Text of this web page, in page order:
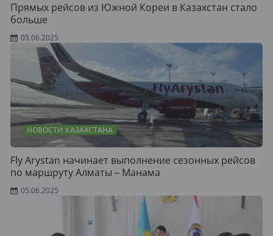
Прямых рейсов из Южной Кореи в Казахстан стало
больше
05.06.2025
НОВОСТИ КАЗАХСТАНА
Fly Arystan начинает выполнение сезонных рейсов
по маршруту Алматы – Манама
05.06.2025